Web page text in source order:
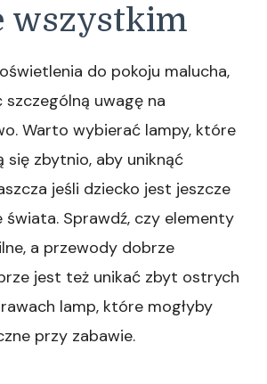
wszystkim
do pokoju malucha,
szczególną uwagę na
Warto wybierać lampy, które
się zbytnio, aby uniknąć
jeśli dziecko jest jeszcze
świata. Sprawdź, czy elementy
a przewody dobrze
jest też unikać zbyt ostrych
lamp, które mogłyby
przy zabawie.